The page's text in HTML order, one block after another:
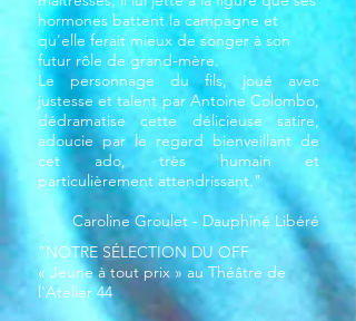
hormones battent la campagne et
qu'elle ferait mieux de songer à son
futur rôle de grand-mère.
Le personnage du fils, joué avec
justesse et talent par Antoine Colombo,
dédramatise cette délicieuse satire,
adoucie par le regard bienveillant de
cet ado, très humain et
particulièrement attendrissant."
Caroline Groulet - Dauphiné Libéré
"NOTRE SÉLECTION DU OFF
« Jeune à tout prix » au Théâtre de
l'Atelier 44